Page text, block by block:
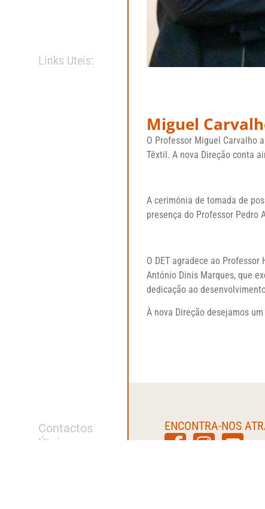
Links Uteis:
Miguel
O Professor Miguel Carvalho
Têxtil. A nova Direção conta
A cerimónia de tomada de
presença do Professor Pedro
O DET agradece ao
António Dinis Marques, que
dedicação ao
À nova Direção desejamos
Contactos
Úteis
ENCONTRA-NOS